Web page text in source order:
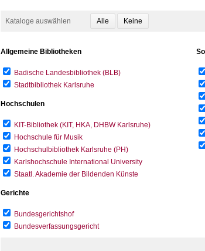
Kataloge auswählen
Allgemeine Bibliotheken
Badische Landesbibliothek (BLB)
Stadtbibliothek Karlsruhe
Hochschulen
KIT-Bibliothek (KIT, HKA, DHBW Karlsruhe)
Hochschule für Musik
Hochschulbibliothek Karlsruhe (PH)
Karlshochschule International University
Staatl. Akademie der Bildenden Künste
Gerichte
Bundesgerichtshof
Bundesverfassungsgericht